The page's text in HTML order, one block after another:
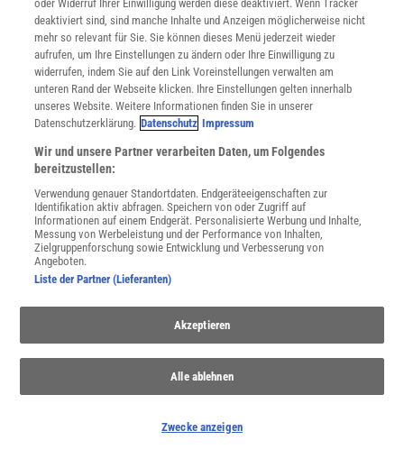
Extremwetter
Hitzewellen, Hochwasser, Stürme: Der Klimawandel macht extreme
Wetterereignisse wahrscheinlicher – auch in Deutschland. Wie sie
entstehen und wie wir uns dafür wappnen können.
oder Widerruf Ihrer Einwilligung werden diese deaktiviert. Wenn Tracker
deaktiviert sind, sind manche Inhalte und Anzeigen möglicherweise nicht
mehr so relevant für Sie. Sie können dieses Menü jederzeit wieder
aufrufen, um Ihre Einstellungen zu ändern oder Ihre Einwilligung zu
widerrufen, indem Sie auf den Link Voreinstellungen verwalten am
unteren Rand der Webseite klicken. Ihre Einstellungen gelten innerhalb
unseres Website. Weitere Informationen finden Sie in unserer
Datenschutzerklärung. Datenschutz Impressum
Wir und unsere Partner verarbeiten Daten, um Folgendes
bereitzustellen:
Verwendung genauer Standortdaten. Endgeräteeigenschaften zur
Identifikation aktiv abfragen. Speichern von oder Zugriff auf
Informationen auf einem Endgerät. Personalisierte Werbung und Inhalte,
Messung von Werbeleistung und der Performance von Inhalten,
Zielgruppenforschung sowie Entwicklung und Verbesserung von
Angeboten.
Liste der Partner (Lieferanten)
Akzeptieren
Alle ablehnen
Zwecke anzeigen